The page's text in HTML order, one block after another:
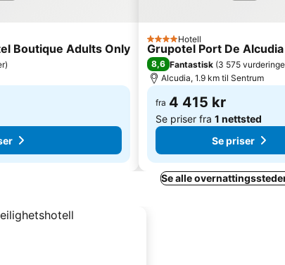
Boutique Adults Only
)
4 Stjerner
Hotell
Grupotel Port De Alcudia
8,6 Fantastisk (3 575
Alcudia, 1.9 km til Sentrum
fra 4 415 kr
Se priser fra 1 nettsted
Se priser
Se alle